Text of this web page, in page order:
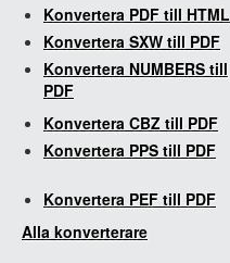
Konvertera PDF till HTML
Konvertera SXW till PDF
Konvertera NUMBERS till
PDF
Konvertera CBZ till PDF
Konvertera PPS till PDF
Konvertera PEF till PDF
Alla konverterare